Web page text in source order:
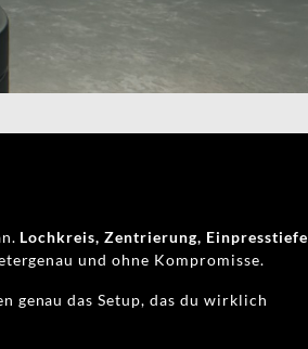
Lochkreis, Zentrierung, Einpresstiefe
und ohne Kompromisse.
genau das Setup, das du wirklich